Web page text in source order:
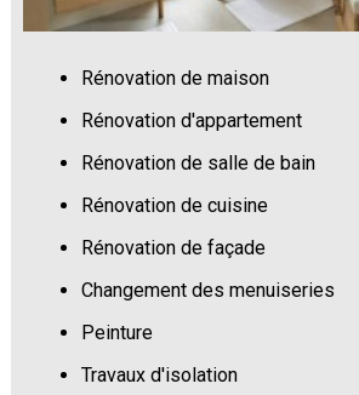
Rénovation de maison
Rénovation d'appartement
Rénovation de salle de bain
Rénovation de cuisine
Rénovation de façade
Changement des menuiseries
Peinture
Travaux d'isolation